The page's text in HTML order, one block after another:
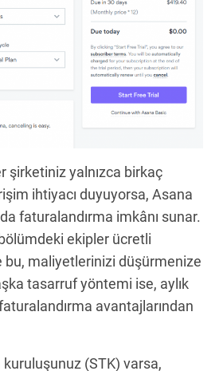
şirketiniz yalnızca birkaç
ihtiyacı duyuyorsa, Asana
faturalandırma imkânı sunar.
ekipler ücretli
bu, maliyetlerinizi düşürmenize
tasarruf yöntemi ise, aylık
avantajlarından
(STK) varsa,